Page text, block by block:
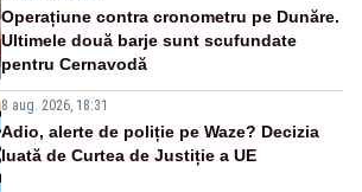
Operațiune contra cronometru pe Dunăre.
Ultimele două barje sunt scufundate
pentru Cernavodă
8 aug. 2026, 18:31
Adio, alerte de poliție pe Waze? Decizia
luată de Curtea de Justiție a UE